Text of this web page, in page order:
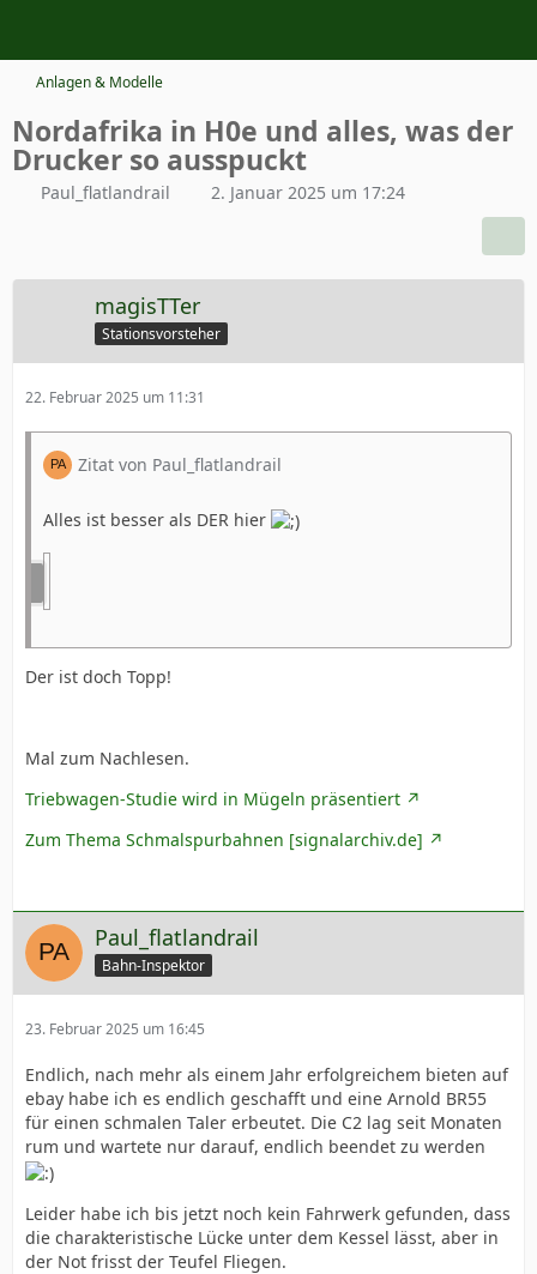
Anlagen & Modelle
Nordafrika in H0e und alles, was der
Drucker so ausspuckt
Paul_flatlandrail 2. Januar 2025 um 17:24
magisTTer
Stationsvorsteher
22. Februar 2025 um 11:31
Zitat von Paul_flatlandrail
Alles ist besser als DER hier
Der ist doch Topp!
Mal zum Nachlesen.
Triebwagen-Studie wird in Mügeln präsentiert
Zum Thema Schmalspurbahnen [signalarchiv.de]
Paul_flatlandrail
Bahn-Inspektor
23. Februar 2025 um 16:45
Endlich, nach mehr als einem Jahr erfolgreichem bieten auf
ebay habe ich es endlich geschafft und eine Arnold BR55
für einen schmalen Taler erbeutet. Die C2 lag seit Monaten
rum und wartete nur darauf, endlich beendet zu werden
Leider habe ich bis jetzt noch kein Fahrwerk gefunden, dass
die charakteristische Lücke unter dem Kessel lässt, aber in
der Not frisst der Teufel Fliegen.